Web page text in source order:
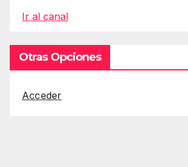
Ir al canal
Otras Opciones
Acceder